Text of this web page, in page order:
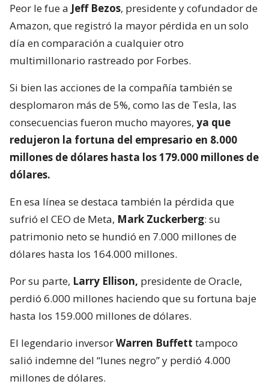
Peor le fue a Jeff Bezos, presidente y cofundador de
Amazon, que registró la mayor pérdida en un solo
día en comparación a cualquier otro
multimillonario rastreado por Forbes.
Si bien las acciones de la compañía también se
desplomaron más de 5%, como las de Tesla, las
consecuencias fueron mucho mayores, ya que
redujeron la fortuna del empresario en 8.000
millones de dólares hasta los 179.000 millones de
dólares.
En esa línea se destaca también la pérdida que
sufrió el CEO de Meta, Mark Zuckerberg: su
patrimonio neto se hundió en 7.000 millones de
dólares hasta los 164.000 millones.
Por su parte, Larry Ellison, presidente de Oracle,
perdió 6.000 millones haciendo que su fortuna baje
hasta los 159.000 millones de dólares.
El legendario inversorWarren Buffett tampoco
salió indemne del “lunes negro” y perdió 4.000
millones de dólares.